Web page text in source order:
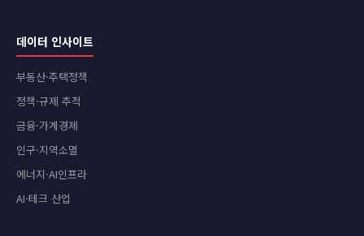
데이터 인사이트
부동산·주택정책
정책·규제 추적
금융·가계경제
인구·지역소멸
에너지·AI인프라
AI·테크 산업